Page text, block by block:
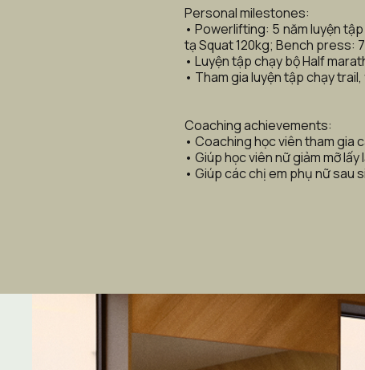
Personal milestones:
• Powerlifting: 5 năm luyện
tạ Squat 120kg; Bench press:
• Luyện tập chạy bộ Half
• Tham gia luyện tập chạy
Coaching achievements:
• Coaching học viên tham gia
• Giúp học viên nữ giảm mỡ
• Giúp các chị em phụ nữ sau